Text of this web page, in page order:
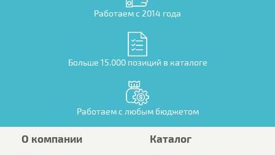
Работаем с 2014 года
Больше 15.000 позиций в каталоге
Работаем с любым бюджетом
О компании Каталог